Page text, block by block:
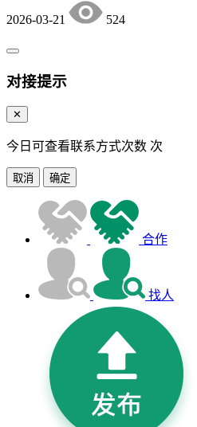
2026-03-21 524
对接提示
✕
今日可查看联系方式次数 次
取消 确定
合作
找人